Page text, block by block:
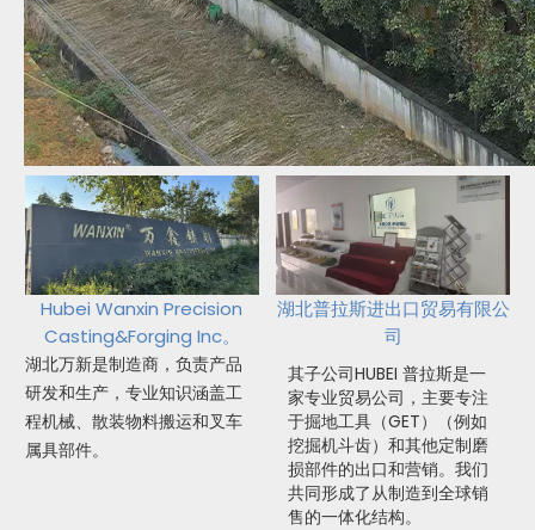
Hubei Wanxin Precision
Casting&Forging Inc。
湖北万新是制造商，负责产品
研发和生产，专业知识涵盖工
程机械、散装物料搬运和叉车
属具部件。
湖北普拉斯进出口贸易有限公
司
其子公司HUBEI 普拉斯是一
家专业贸易公司，主要专注
于掘地工具（GET）（例如
挖掘机斗齿）和其他定制磨
损部件的出口和营销。我们
共同形成了从制造到全球销
售的一体化结构。